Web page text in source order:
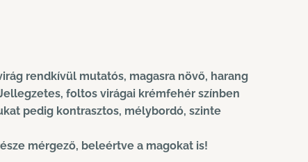
rendkívül mutatós, magasra növő, harang
foltos virágai krémfehér színben
pedig kontrasztos, mélybordó, szinte
mérgező, beleértve a magokat is!